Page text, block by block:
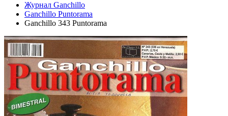
Журнал Ganchillo
Ganchillo Puntorama
Ganchillo 343 Puntorama